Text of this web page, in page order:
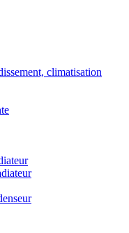
climatisation